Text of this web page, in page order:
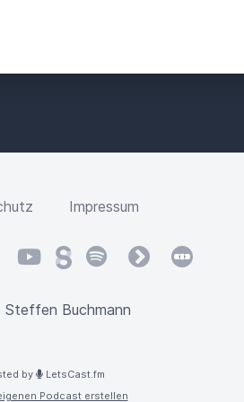
Impressum
YouTubeSteadySpotifyfyyd
Buchmann
by
LetsCast.fm
Podcast erstellen